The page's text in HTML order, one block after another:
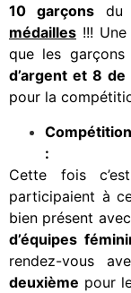
10 garçonsdu
médailles !!!
que les garçons
d’argent et 8 de
pour la
:
Cette fois
participaient à
bien présent avec
d’équipes
rendez-vous
deuxième pour